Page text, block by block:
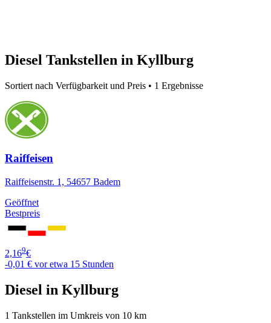
Diesel Tankstellen in Kyllburg
Sortiert nach Verfügbarkeit und Preis • 1 Ergebnisse
Raiffeisen
Raiffeisenstr. 1, 54657 Badem
Geöffnet
Bestpreis
2,169€
-0,01 € vor etwa 15 Stunden
Diesel in Kyllburg
1 Tankstellen im Umkreis von 10 km